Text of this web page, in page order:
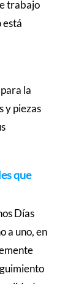
trabajo
está
la
y piezas
que
Días
a uno, en